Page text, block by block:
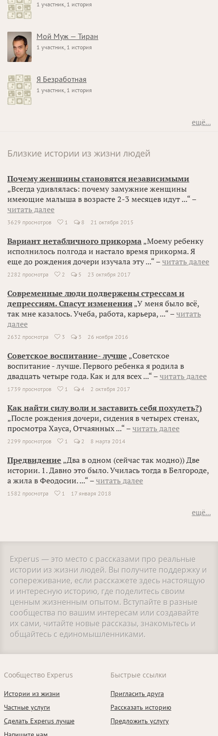
1 участник, 1 история
Мой Муж — Тиран
1 участник, 1 история
Я Безработная
1 участник, 1 история
ещё...
Близкие истории из жизни людей
Почему женщины становятся независимыми
„Всегда удивлялась: почему замужние женщины
имеющие малыша в возрасте 2-3 месяцев идут ...“ –
читать далее
3629 просмотров  1 8 21 октября 2015
Вариант нетабличного прикорма „Моему ребенку
исполнилось полгода и настало время прикорма. Я
еще до рождения дочери изучала эту ...“ – читать далее
2282 просмотра  2 5 23 октября 2017
Современные люди подвержены стрессам и
депрессиям. Спасут изменения „У меня было всё,
так мне казалось. Учеба, работа, карьера, ...“ – читать
далее
2632 просмотра  3 3 26 ноября 2016
Советское воспитание- лучше „Советское
воспитание - лучше. Первого ребенка я родила в
двадцать четыре года. Как и для всех ...“ – читать далее
1739 просмотров  1 4 2 октября 2017
Как найти силу воли и заставить себя похудеть?)
„После рождения дочери, сидения в четырех стенах,
просмотра Хауса, Отчаянных ...“ – читать далее
2299 просмотров  1 2 8 марта 2014
Предвидение „Два в одном (сейчас так модно)) Две
истории. 1. Давно это было. Училась тогда в Белгороде,
а жила в Феодосии. ...“ – читать далее
1582 просмотра  1 17 января 2018
ещё...
Experus — это место с рассказами про реальные
истории из жизни людей. Вы получите поддержку и
сопереживание, если расскажете здесь настоящую
и интересную историю, где поделитесь своим
ценным жизненным опытом. Вступайте в разные
сообщества по вашим интересам или создавайте
их сами, читайте новые рассказы, знакомьтесь и
общайтесь с единомышленниками.
Сообщество Experus
Истории из жизни
Частные услуги
Сделать Experus лучше
Быстрые ссылки
Пригласить друга
Рассказать историю
Предложить услугу